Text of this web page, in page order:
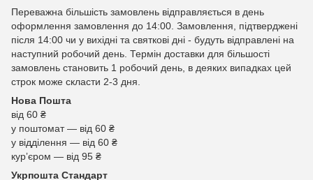
Переважна більшість замовлень відправляється в день
оформлення замовлення до 14:00. Замовлення, підтверджені
після 14:00 чи у вихідні та святкові дні - будуть відправлені на
наступний робочий день. Термін доставки для більшості
замовлень становить 1 робочий день, в деяких випадках цей
строк може скласти 2-3 дня.
Нова Пошта
від 60 ₴
у поштомат — від 60 ₴
у відділення — від 60 ₴
курʼєром — від 95 ₴
Укрпошта Стандарт